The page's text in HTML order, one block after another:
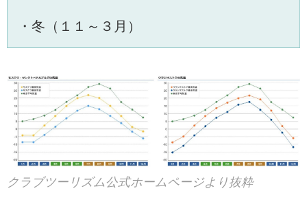
・冬（１１～３月）
クラブツーリズム公式ホームページより抜粋